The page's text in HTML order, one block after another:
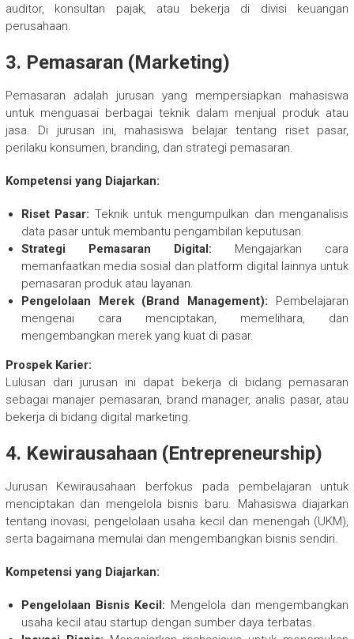
auditor, konsultan pajak, atau bekerja di divisi keuangan
perusahaan.
3. Pemasaran (Marketing)
Pemasaran adalah jurusan yang mempersiapkan mahasiswa
untuk menguasai berbagai teknik dalam menjual produk atau
jasa. Di jurusan ini, mahasiswa belajar tentang riset pasar,
perilaku konsumen, branding, dan strategi pemasaran.
Kompetensi yang Diajarkan:
Riset Pasar: Teknik untuk mengumpulkan dan menganalisis
data pasar untuk membantu pengambilan keputusan.
Strategi Pemasaran Digital: Mengajarkan cara
memanfaatkan media sosial dan platform digital lainnya untuk
pemasaran produk atau layanan.
Pengelolaan Merek (Brand Management): Pembelajaran
mengenai cara menciptakan, memelihara, dan
mengembangkan merek yang kuat di pasar.
Prospek Karier:
Lulusan dari jurusan ini dapat bekerja di bidang pemasaran
sebagai manajer pemasaran, brand manager, analis pasar, atau
bekerja di bidang digital marketing.
4. Kewirausahaan (Entrepreneurship)
Jurusan Kewirausahaan berfokus pada pembelajaran untuk
menciptakan dan mengelola bisnis baru. Mahasiswa diajarkan
tentang inovasi, pengelolaan usaha kecil dan menengah (UKM),
serta bagaimana memulai dan mengembangkan bisnis sendiri.
Kompetensi yang Diajarkan:
Pengelolaan Bisnis Kecil: Mengelola dan mengembangkan
usaha kecil atau startup dengan sumber daya terbatas.